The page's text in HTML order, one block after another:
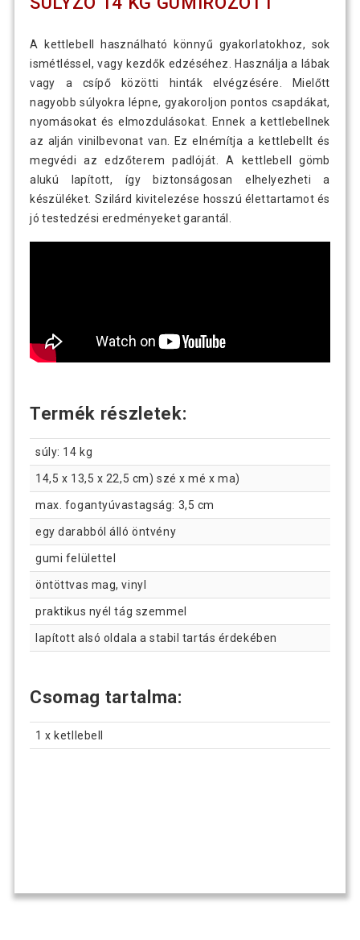
A kettlebell használható könnyű gyakorlatokhoz, sok
ismétléssel, vagy kezdők edzéséhez. Használja a lábak
vagy a csípő közötti hinták elvégzésére. Mielőtt
nagyobb súlyokra lépne, gyakoroljon pontos csapdákat,
nyomásokat és elmozdulásokat. Ennek a kettlebellnek
az alján vinilbevonat van. Ez elnémítja a kettlebellt és
megvédi az edzőterem padlóját. A kettlebell gömb
alukú lapított, így biztonságosan elhelyezheti a
készüléket. Szilárd kivitelezése hosszú élettartamot és
jó testedzési eredményeket garantál.
Termék részletek:
súly: 14 kg
14,5 x 13,5 x 22,5 cm) szé x mé x ma)
max. fogantyúvastagság: 3,5 cm
egy darabból álló öntvény
gumi felülettel
öntöttvas mag, vinyl
praktikus nyél tág szemmel
lapított alsó oldala a stabil tartás érdekében
Csomag tartalma:
1 x ketllebell